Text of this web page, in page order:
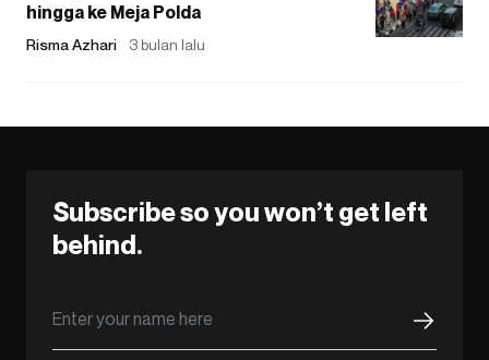
hingga ke Meja Polda
Risma Azhari 3 bulan lalu
Subscribe so you won’t get left
behind.